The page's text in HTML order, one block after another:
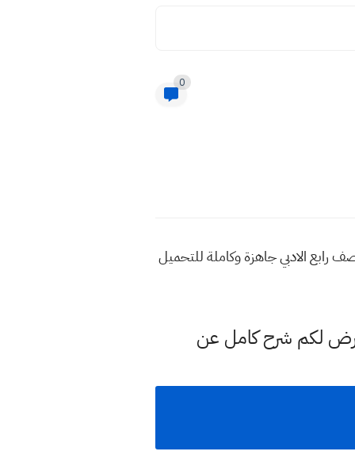
0
رابع الادبي جاهزة وكاملة للتحميل
لكم شرح كامل عن